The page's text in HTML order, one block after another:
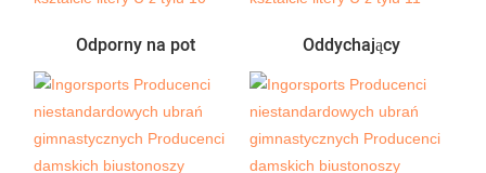
Odporny na pot Oddychający